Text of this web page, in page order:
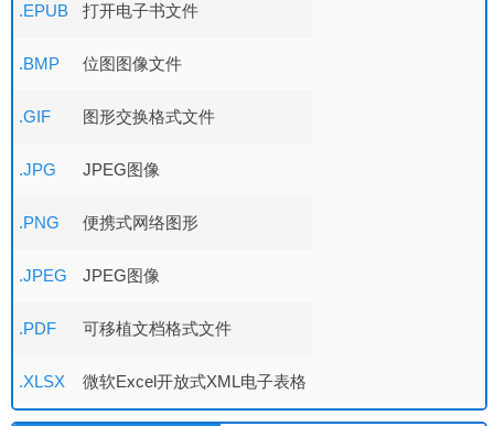
.EPUB 打开电子书文件
.BMP 位图图像文件
.GIF 图形交换格式文件
.JPG JPEG图像
.PNG 便携式网络图形
.JPEG JPEG图像
.PDF 可移植文档格式文件
.XLSX 微软Excel开放式XML电子表格